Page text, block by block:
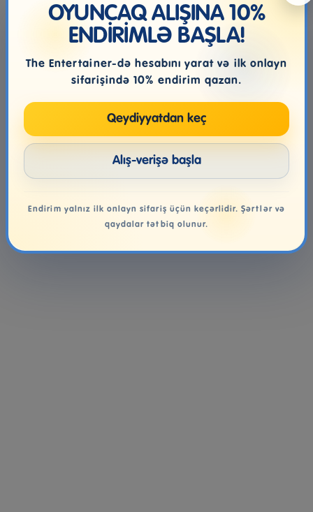
49.99₼ 115.99₼
OYUNCAQ ALIŞINA 10%
ENDİRİMLƏ BAŞLA!
The Entertainer-də hesabını yarat və ilk onlayn
sifarişində 10% endirim qazan.
Qeydiyyatdan keç
Alış-verişə başla
Endirim yalnız ilk onlayn sifariş üçün keçərlidir. Şərtlər və
qaydalar tətbiq olunur.